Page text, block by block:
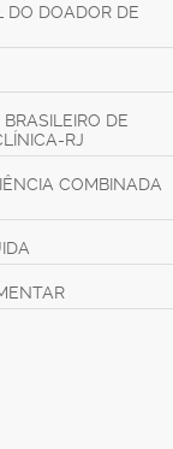
DO DOADOR DE
DE
RJ
COMBINADA